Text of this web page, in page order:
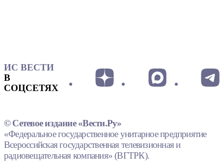
ИС ВЕСТИ
В
СОЦСЕТЯХ
© Сетевое издание «Вести.Ру»
«Федеральное государственное унитарное предприятие
Всероссийская государственная телевизионная и
радиовещательная компания» (ВГТРК).